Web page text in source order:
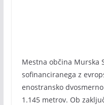
Mestna občina Murska
sofinanciranega z
enostransko
1.145 metrov. Ob